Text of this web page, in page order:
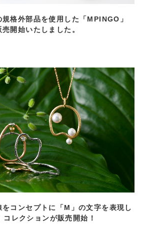
格外部品を使用した「MPINGO」
開始いたしました。
コンセプトに「M」の文字を表現し
レクションが販売開始！